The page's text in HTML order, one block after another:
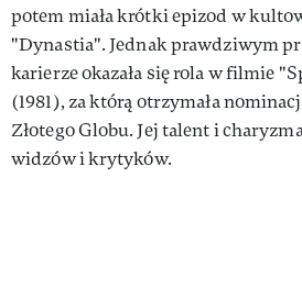
potem miała krótki epizod w
"Dynastia". Jednak prawdziwym
karierze okazała się rola w filmie
(1981), za którą otrzymała
Złotego Globu. Jej talent i
widzów i krytyków.